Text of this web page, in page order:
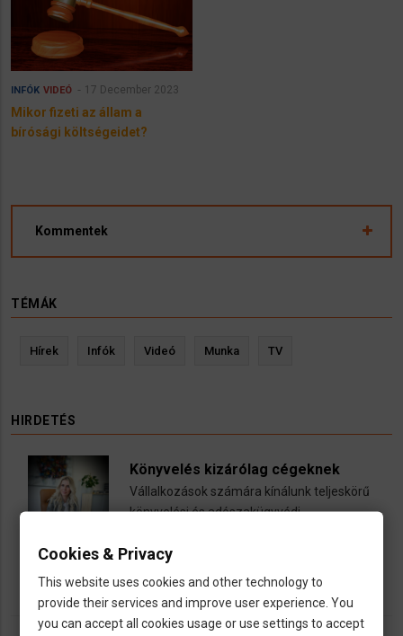
INFÓK VIDEÓ 17 December 2023
Mikor fizeti az állam a
bírósági költségeidet?
Kommentek
TÉMÁK
Hírek Infók Videó Munka TV
HIRDETÉS
Könyvelés kizárólag cégeknek
Vállalkozások számára kínálunk teljeskörű
könyvelési és adószakügyvédi
call
Cookies & Privacy
This website uses cookies and other technology to
provide their services and improve user experience. You
you can accept all cookies usage or use settings to accept